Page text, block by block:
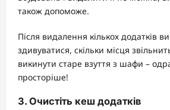
також допоможе.
Після видалення кількох додатків
здивуватися, скільки місця
викинути старе взуття з шафи –
просторіше!
3. Очистіть кеш додатків